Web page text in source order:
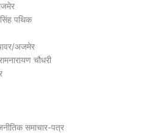
सिंह पथिक
अजमेर
चौधरी
समाचार-पत्र